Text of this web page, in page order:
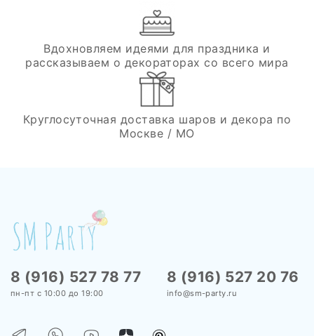
Вдохновляем идеями для праздника и
рассказываем о декораторах со всего мира
Круглосуточная доставка шаров и декора по
Москве / МО
8 (916) 527 78 77
пн-пт с 10:00 до 19:00
8 (916) 527 20 76
info@sm-party.ru